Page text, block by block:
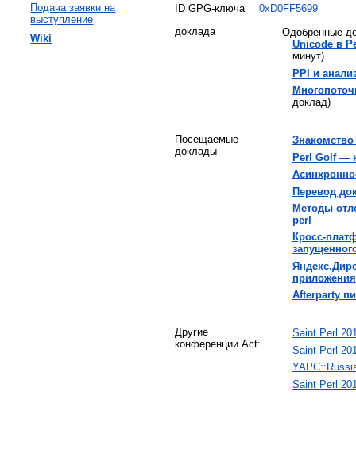
Подача заявки на
выступление
Wiki
ID GPG-ключа
0xD0FF5699
доклада
Одобренные
‎Unicode в
минут)
‎PPI и
доклад)
Посещаемые
доклады
‎Знакомство
‎Perl Golf —
‎Перевод
‎Методы
perl‎
‎Кросс-
приложения‎
‎Afterparty
Другие
конференции Act:
Saint Perl
Saint Perl
Saint Perl